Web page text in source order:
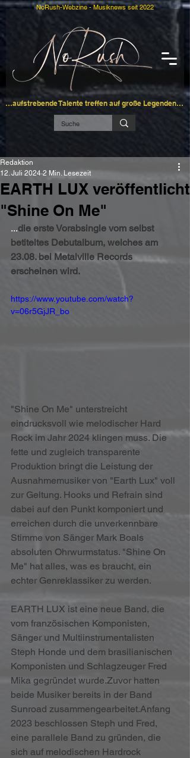
…aufstrebende Talente treffen auf große Legenden…
NoRush-Webzine - Musiknews seit 2022
EARTH LUX veröffentlicht
"Shine On Me"
Redaktion
12. Juli 2024 2 Min. Lesezeit
...die erste Vorabsingle vom selbst
betiteltes Debutalbum, welches am
23.08. bei Metalville Records
erscheinen wird.
https://www.youtube.com/watch?
v=06r5GjJR_bo
"Shine On Me" unterstreicht
eindrucksvoll wie melodischer Hard
Rock im Jahr 2024 klingen muss. Die
fette und zugleich transparente
Produktion bringt die Leistung der
Ausnahmemusiker von "Earth Lux" voll
zur Geltung. Hooks und Refrain sind
dabei auf den Punkt komponiert und
erreichen durch die unverkennbare
Stimme von Sänger Mark Boals
absoluten Ohrwurmstatus. "Shine On
Me" hat alles, was es braucht, ein
echter Genreklassiker zu werden.
EARTH LUX ist eine neue Band, die
vom französischen Komponisten,
Sänger und Multiinstrumentalisten
Steph Honde und dem brasilianischen
Komponisten und Schlagzeuger Fred
Mika gegründet wurde.Zuvor hatten
beide Musiker bereits in der Band
Sunroad zusammengearbeitet.Anfang
2023 beschlossen Steph und Fred,
eine parallele Band zu gründen, die
sich auf melodischen Hardrock